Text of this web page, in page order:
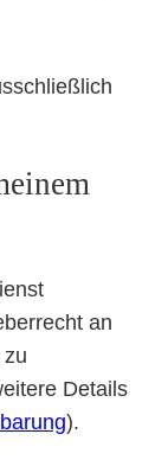
an
Details
).